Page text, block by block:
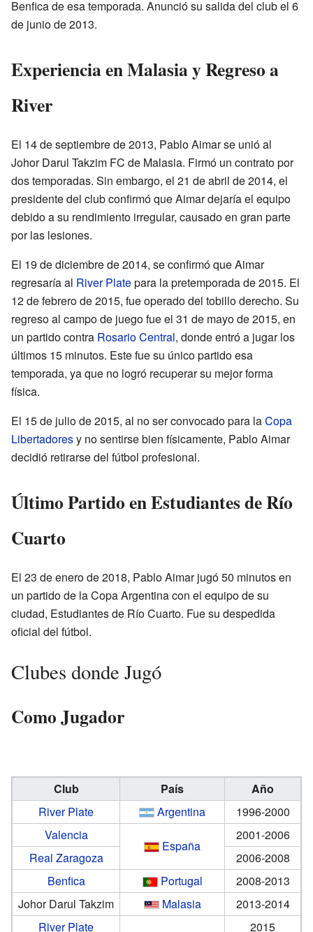
Benfica de esa temporada. Anunció su salida del club el 6
de junio de 2013.
Experiencia en Malasia y Regreso a
River
El 14 de septiembre de 2013, Pablo Aimar se unió al
Johor Darul Takzim FC de Malasia. Firmó un contrato por
dos temporadas. Sin embargo, el 21 de abril de 2014, el
presidente del club confirmó que Aimar dejaría el equipo
debido a su rendimiento irregular, causado en gran parte
por las lesiones.
El 19 de diciembre de 2014, se confirmó que Aimar
regresaría al River Platepara la pretemporada de 2015. El
12 de febrero de 2015, fue operado del tobillo derecho. Su
regreso al campo de juego fue el 31 de mayo de 2015, en
un partido contra Rosario Central, donde entró a jugar los
últimos 15 minutos. Este fue su único partido esa
temporada, ya que no logró recuperar su mejor forma
física.
El 15 de julio de 2015, al no ser convocado para laCopa
Libertadoresy no sentirse bien físicamente, Pablo Aimar
decidió retirarse del fútbol profesional.
Último Partido en Estudiantes de Río
Cuarto
El 23 de enero de 2018, Pablo Aimar jugó 50 minutos en
un partido de la Copa Argentina con el equipo de su
ciudad, Estudiantes de Río Cuarto. Fue su despedida
oficial del fútbol.
Clubes donde Jugó
Como Jugador
Club País
Año
River Plate
Argentina
1996-2000
Valencia
España
2001-2006
Real Zaragoza
2006-2008
Benfica
Portugal
2008-2013
Johor Darul Takzim
Malasia
2013-2014
River Plate
2015